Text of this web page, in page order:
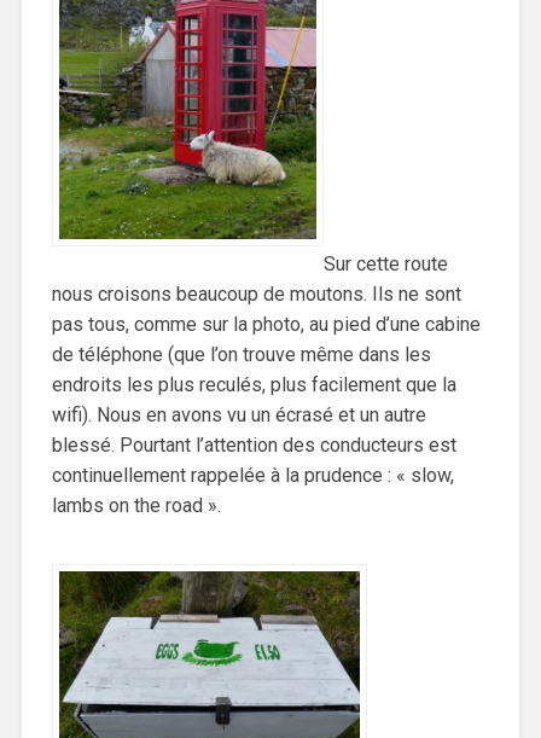
Sur cette route
nous croisons beaucoup de moutons. Ils ne sont
pas tous, comme sur la photo, au pied d’une cabine
de téléphone (que l’on trouve même dans les
endroits les plus reculés, plus facilement que la
wifi). Nous en avons vu un écrasé et un autre
blessé. Pourtant l’attention des conducteurs est
continuellement rappelée à la prudence : « slow,
lambs on the road ».